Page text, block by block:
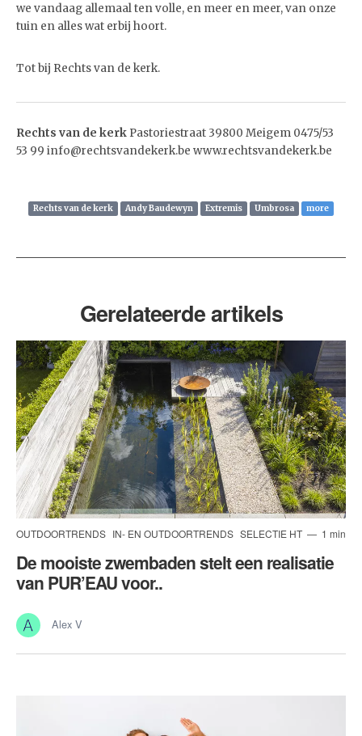
we vandaag allemaal ten volle, en meer en meer, van onze
tuin en alles wat erbij hoort.
Tot bij Rechts van de kerk.
Rechts van de kerk Pastoriestraat 39800 Meigem 0475/53
53 99 info@rechtsvandekerk.be www.rechtsvandekerk.be
Rechts van de kerk Andy Baudewyn Extremis Umbrosa more
Gerelateerde artikels
OUTDOORTRENDS IN- EN OUTDOORTRENDS SELECTIE HT 1 min
De mooiste zwembaden stelt een realisatie
van PUR’EAU voor..
Alex V